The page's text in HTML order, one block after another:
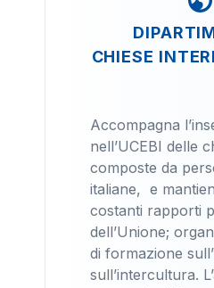
CHIESE
Accompagna
nell’UCEBI delle
composte da
italiane, e
costanti rapporti
dell’Unione;
di formazione
sull’intercultura.